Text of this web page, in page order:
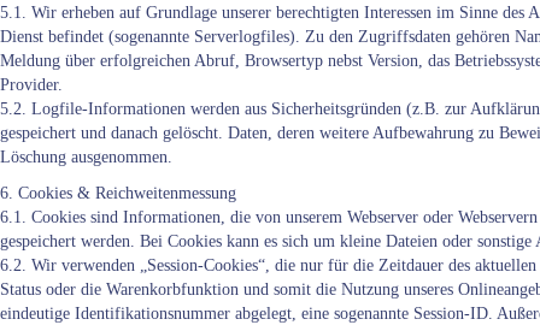
5.1. Wir erheben auf Grundlage unserer berechtigten Interessen im Sinne
Dienst befindet (sogenannte Serverlogfiles). Zu den Zugriffsdaten gehören
Meldung über erfolgreichen Abruf, Browsertyp nebst Version, das
Provider.
5.2. Logfile-Informationen werden aus Sicherheitsgründen (z.B. zur
gespeichert und danach gelöscht. Daten, deren weitere Aufbewahrung zu
Löschung ausgenommen.
6. Cookies & Reichweitenmessung
6.1. Cookies sind Informationen, die von unserem Webserver oder
gespeichert werden. Bei Cookies kann es sich um kleine Dateien oder
6.2. Wir verwenden „Session-Cookies“, die nur für die Zeitdauer des
Status oder die Warenkorbfunktion und somit die Nutzung unseres
eindeutige Identifikationsnummer abgelegt, eine sogenannte Session-ID.